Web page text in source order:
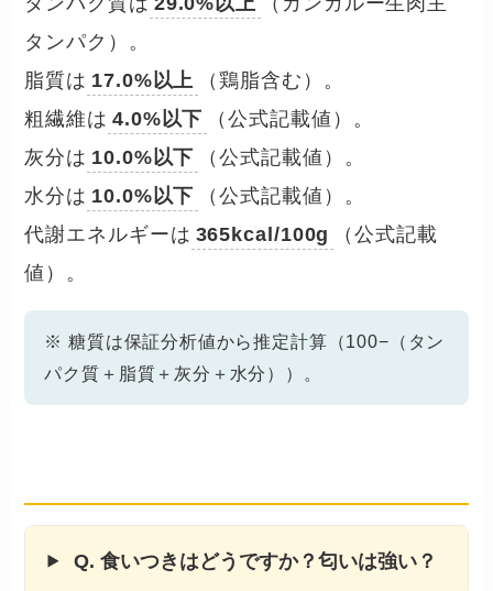
タンパク）。
脂質は 17.0%以上
（鶏脂含む）。
粗繊維は 4.0%以下
（公式記載値）。
灰分は 10.0%以下
（公式記載値）。
水分は 10.0%以下
（公式記載値）。
代謝エネルギーは 365kcal/100g
（公式記載
値）。
※ 糖質は保証分析値から推定計算（100−（タン
パク質＋脂質＋灰分＋水分））。
Q. 食いつきはどうですか？匂いは強い？